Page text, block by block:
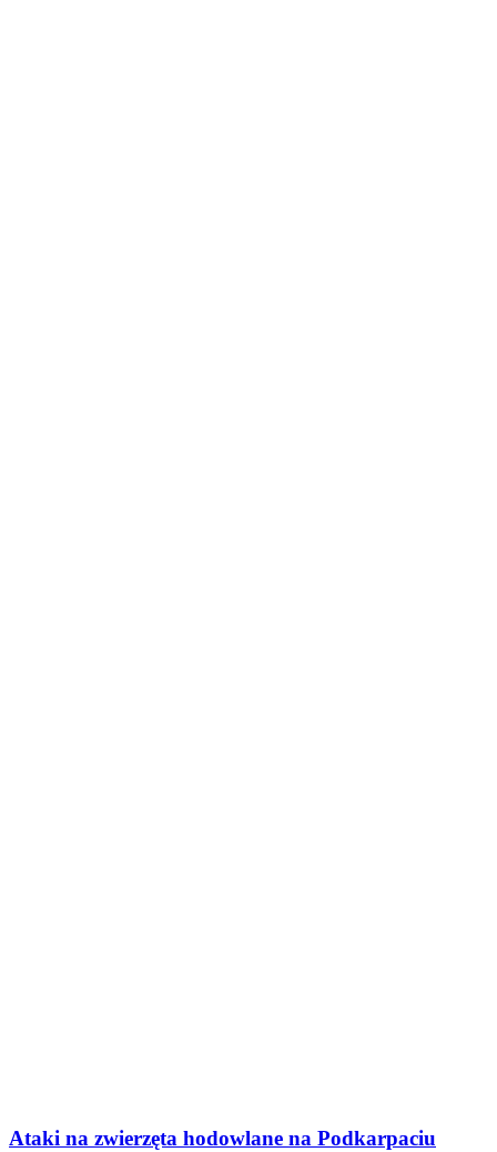
Ataki na zwierzęta hodowlane na Podkarpaciu